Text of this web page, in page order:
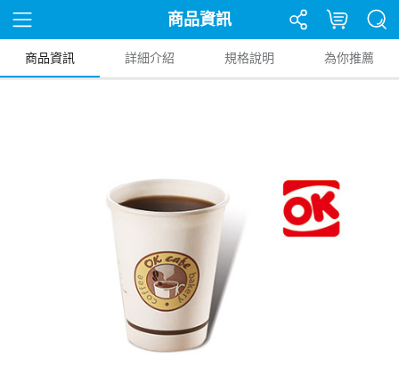
商品資訊
商品資訊 詳細介紹 規格說明 為你推薦